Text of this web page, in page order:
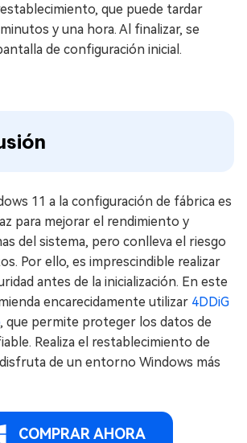
que puede tardar
y una hora. Al finalizar, se
de configuración inicial.
11 a la configuración de fábrica es
para mejorar el rendimiento y
del sistema, pero conlleva el riesgo
Por ello, es imprescindible realizar
antes de la inicialización. En este
encarecidamente utilizar 4DDiG
, que permite proteger los datos de
Realiza el restablecimiento de
de un entorno Windows más
COMPRAR AHORA